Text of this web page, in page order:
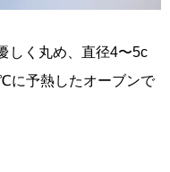
しく丸め、直径4〜5c
に予熱したオーブンで